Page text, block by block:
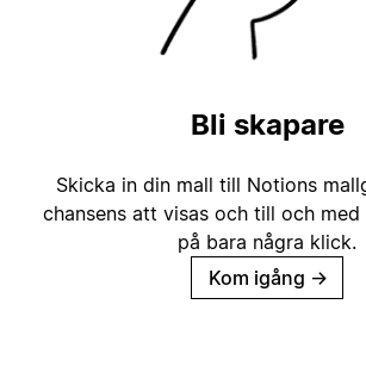
Bli skapare
Skicka in din mall till Notions
chansens att visas och till och
på bara några klick.
Kom igång →